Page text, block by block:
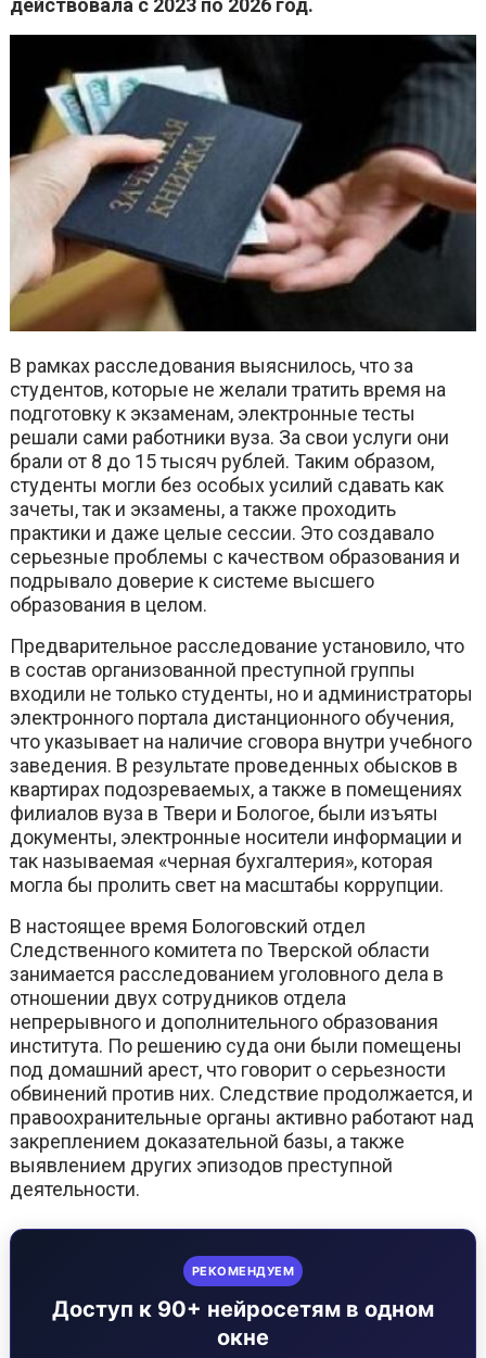
действовала с 2023 по 2026 год.
В рамках расследования выяснилось, что за
студентов, которые не желали тратить время на
подготовку к экзаменам, электронные тесты
решали сами работники вуза. За свои услуги они
брали от 8 до 15 тысяч рублей. Таким образом,
студенты могли без особых усилий сдавать как
зачеты, так и экзамены, а также проходить
практики и даже целые сессии. Это создавало
серьезные проблемы с качеством образования и
подрывало доверие к системе высшего
образования в целом.
Предварительное расследование установило, что
в состав организованной преступной группы
входили не только студенты, но и администраторы
электронного портала дистанционного обучения,
что указывает на наличие сговора внутри учебного
заведения. В результате проведенных обысков в
квартирах подозреваемых, а также в помещениях
филиалов вуза в Твери и Бологое, были изъяты
документы, электронные носители информации и
так называемая «черная бухгалтерия», которая
могла бы пролить свет на масштабы коррупции.
В настоящее время Бологовский отдел
Следственного комитета по Тверской области
занимается расследованием уголовного дела в
отношении двух сотрудников отдела
непрерывного и дополнительного образования
института. По решению суда они были помещены
под домашний арест, что говорит о серьезности
обвинений против них. Следствие продолжается, и
правоохранительные органы активно работают над
закреплением доказательной базы, а также
выявлением других эпизодов преступной
деятельности.
РЕКОМЕНДУЕМ
Доступ к 90+ нейросетям в одном
окне